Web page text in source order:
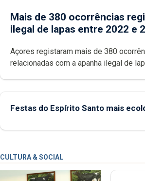
Mais de 380 ocorrências
ilegal de lapas entre 2022 e
Açores registaram mais de 380 ocorrências e mais
relacionadas com a apanha ilegal de lapas
Festas do Espírito Santo mais
CULTURA & SOCIAL